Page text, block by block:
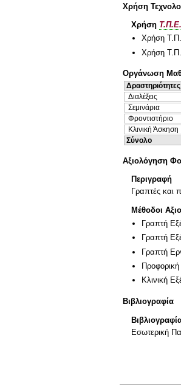
Χρήση
Χρήση Τ.Π.Ε.
Χρήση
Χρήση
Οργάνωση
Δραστηριότητες
Διαλέξεις
Σεμινάρια
Φροντιστήριο
Κλινική Άσκηση
Σύνολο
Αξιολόγηση
Περιγραφή
Γραπτές και
Μέθοδοι
Γραπτή
Γραπτή
Γραπτή
Κλινική
Βιβλιογραφία
Εσωτερική